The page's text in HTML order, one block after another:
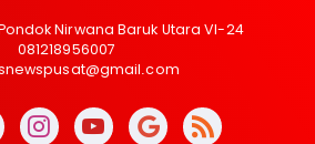
Nirwana Baruk Utara VI-24
081218956007